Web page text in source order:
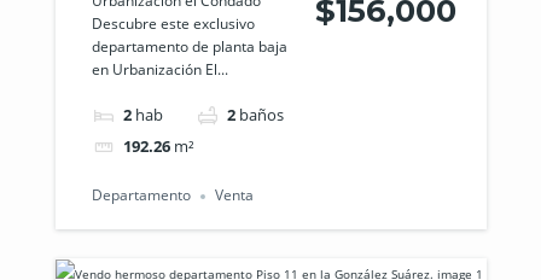
Descubre este exclusivo
departamento de planta baja
en Urbanización El...
2 hab 2 baños
192.26 m²
$156,000
Departamento Venta